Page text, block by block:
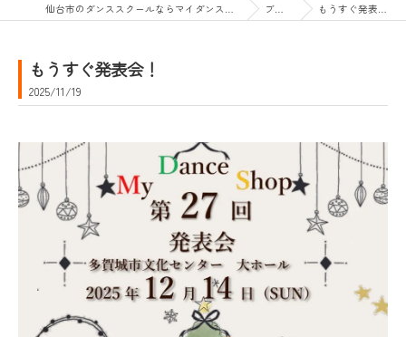
仙台市のダンススクールならマイダンスショップ ブログ もうすぐ発表会！
もうすぐ発表会！
2025/11/19